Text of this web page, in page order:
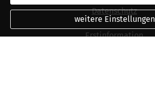
Datenschutz
Erstinformation
weitere Einstellungen